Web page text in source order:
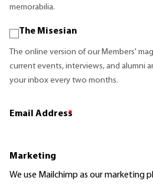
memorabilia.
The Misesian
The online version of our Members'
current events, interviews, and alumni
your inbox every two months.
Email Address
*
Marketing
We use Mailchimp as our marketing